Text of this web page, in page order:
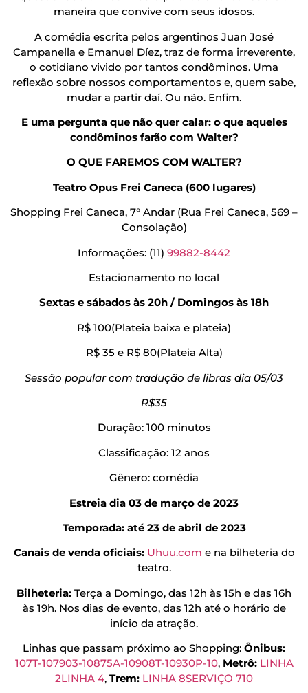
maneira que convive com seus idosos.
A comédia escrita pelos argentinos Juan José
Campanella e Emanuel Díez, traz de forma irreverente,
o cotidiano vivido por tantos condôminos. Uma
reflexão sobre nossos comportamentos e, quem sabe,
mudar a partir daí. Ou não. Enfim.
E uma pergunta que não quer calar: o que aqueles
condôminos farão com Walter?
O QUE FAREMOS COM WALTER?
Teatro Opus Frei Caneca (600 lugares)
Shopping Frei Caneca, 7° Andar (Rua Frei Caneca, 569 –
Consolação)
Informações: (11) 99882-8442
Estacionamento no local
Sextas e sábados às 20h / Domingos às 18h
R$ 100(Plateia baixa e plateia)
R$ 35 e R$ 80(Plateia Alta)
Sessão popular com tradução de libras dia 05/03
R$35
Duração: 100 minutos
Classificação: 12 anos
Gênero: comédia
Estreia dia 03 de março de 2023
Temporada: até 23 de abril de 2023
Canais de venda oficiais: Uhuu.com e na bilheteria do
teatro.
Bilheteria: Terça a Domingo, das 12h às 15h e das 16h
às 19h. Nos dias de evento, das 12h até o horário de
início da atração.
Linhas que passam próximo ao Shopping: Ônibus:
107T-107903-10875A-10908T-10930P-10, Metrô: LINHA
2LINHA 4, Trem: LINHA 8SERVIÇO 710